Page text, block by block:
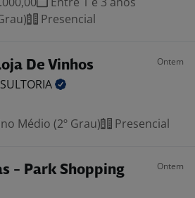
Presencial
De Vinhos Ontem
Médio (2º Grau) Presencial
- Park Shopping
Ontem